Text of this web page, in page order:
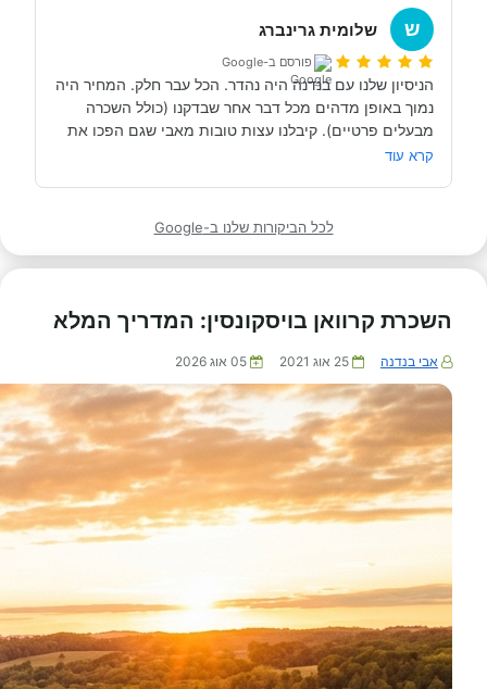
בוודאותתתתתת!
ש שלומית גרינברג
פורסם ב-Google
החוויה להרבה יותר קלה ומהנה. בהחלט נחזור!
קרא עוד
לכל הביקורות שלנו ב-Google
השכרת קרוואן בויסקונסין: המדריך המלא
אבי בנדנה 25 אוג 2021 05 אוג 2026